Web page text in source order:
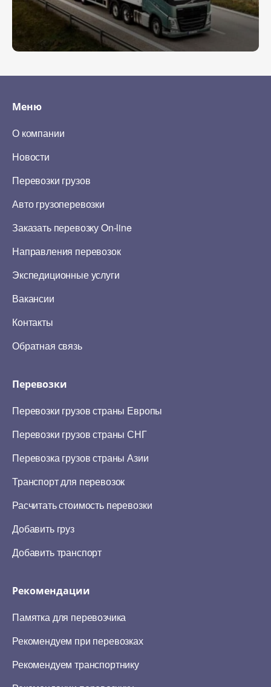
Меню
О компании
Новости
Перевозки грузов
Авто грузоперевозки
Заказать перевозку On-line
Направления перевозок
Экспедиционные услуги
Вакансии
Контакты
Обратная связь
Перевозки
Перевозки грузов страны Европы
Перевозки грузов страны СНГ
Перевозка грузов страны Азии
Транспорт для перевозок
Расчитать стоимость перевозки
Добавить груз
Добавить транспорт
Рекомендации
Памятка для перевозчика
Рекомендуем при перевозках
Рекомендуем транспортнику